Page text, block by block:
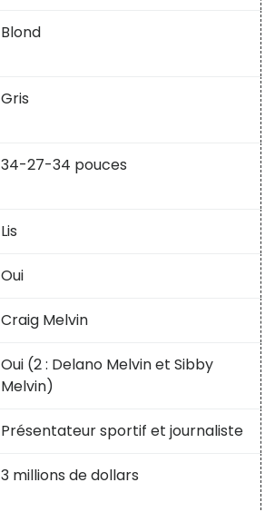
Blond
Gris
34-27-34 pouces
Lis
Oui
Craig Melvin
Oui (2 : Delano Melvin et Sibby
Melvin)
Présentateur sportif et journaliste
3 millions de dollars